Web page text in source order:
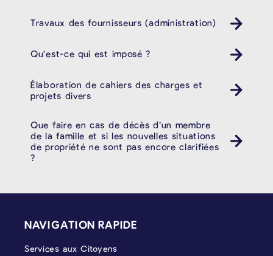
Travaux des fournisseurs (administration)
Qu’est-ce qui est imposé ?
Élaboration de cahiers des charges et
projets divers
Que faire en cas de décès d’un membre
de la famille et si les nouvelles situations
de propriété ne sont pas encore clarifiées
?
NAVIGATION RAPIDE
Services aux Citoyens